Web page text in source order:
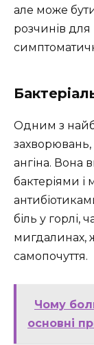
але може
розчинів
Одним з
захворювань,
ангіна. Вона
бактеріями і
біль у горлі,
мигдалинах,
самопочуття.
Чому
основні